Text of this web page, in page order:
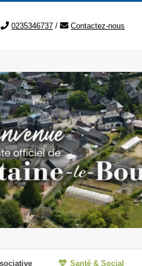
0235346737 / Contactez-nous
Santé & Social